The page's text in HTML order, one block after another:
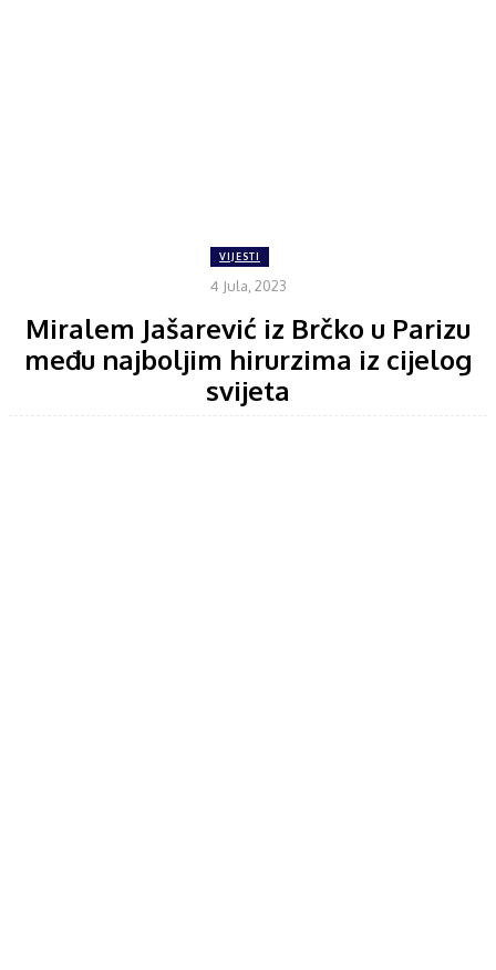
VIJESTI
4 Jula, 2023
Miralem Jašarević iz Brčko u Parizu
među najboljim hirurzima iz cijelog
svijeta